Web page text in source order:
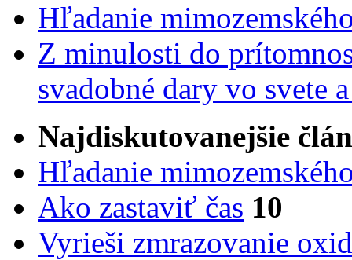
Hľadanie
Z minulosti do
svadobné dary vo svete
Najdiskutovanejšie
Hľadanie
Ako zastaviť čas 10
Vyrieši zmrazovanie